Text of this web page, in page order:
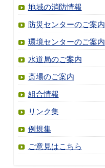
地域の消防情報
防災センターのご案内
環境センターのご案内
水道局のご案内
斎場のご案内
組合情報
リンク集
例規集
ご意見はこちら